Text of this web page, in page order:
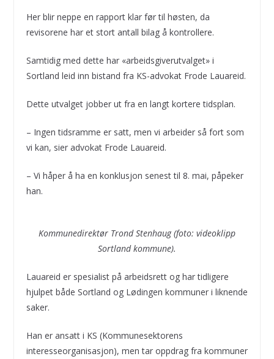
Her blir neppe en rapport klar før til høsten, da
revisorene har et stort antall bilag å kontrollere.
Samtidig med dette har «arbeidsgiverutvalget» i
Sortland leid inn bistand fra KS-advokat Frode Lauareid.
Dette utvalget jobber ut fra en langt kortere tidsplan.
– Ingen tidsramme er satt, men vi arbeider så fort som
vi kan, sier advokat Frode Lauareid.
– Vi håper å ha en konklusjon senest til 8. mai, påpeker
han.
Kommunedirektør Trond Stenhaug (foto: videoklipp
Sortland kommune).
Lauareid er spesialist på arbeidsrett og har tidligere
hjulpet både Sortland og Lødingen kommuner i liknende
saker.
Han er ansatt i KS (Kommunesektorens
interesseorganisasjon), men tar oppdrag fra kommuner